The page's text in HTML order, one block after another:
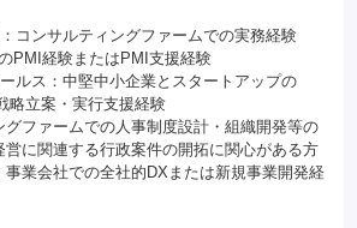
コンサルティングファームでの実務経験
PMI経験またはPMI支援経験
ルス：中堅中小企業とスタートアップの
略立案・実行支援経験
グファームでの人事制度設計・組織開発等の
に関連する行政案件の開拓に関心がある方
業会社での全社的DXまたは新規事業開発経